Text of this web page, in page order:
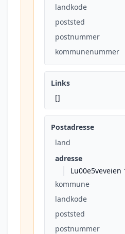
landkode
poststed
postnummer
kommunenummer
Links
[]
Postadresse
land
adresse
Lu00e5veveien
kommune
landkode
poststed
postnummer